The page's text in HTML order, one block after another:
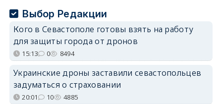
Выбор Редакции
Кого в Севастополе готовы взять на работу
для защиты города от дронов
15:13 0 8494
Украинские дроны заставили севастопольцев
задуматься о страховании
20:01 10 4885